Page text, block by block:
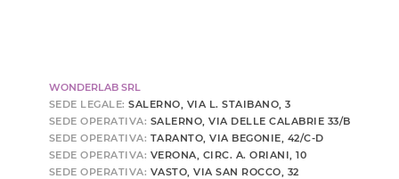
WONDERLAB SRL
SEDE LEGALE: SALERNO, VIA L. STAIBANO, 3
SEDE OPERATIVA: SALERNO, VIA DELLE CALABRIE 33/B
SEDE OPERATIVA: TARANTO, VIA BEGONIE, 42/C-D
SEDE OPERATIVA: VERONA, CIRC. A. ORIANI, 10
SEDE OPERATIVA: VASTO, VIA SAN ROCCO, 32